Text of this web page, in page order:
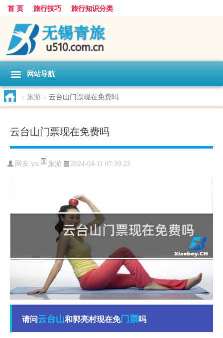
首 页 旅行技巧 旅行知识分类
网站导航
> 旅游 > 云台山门票现在免费吗
云台山门票现在免费吗
网友:yts 旅游 2024-04-11 07:39:23
请问云台山和郭亮村现在免门票吗